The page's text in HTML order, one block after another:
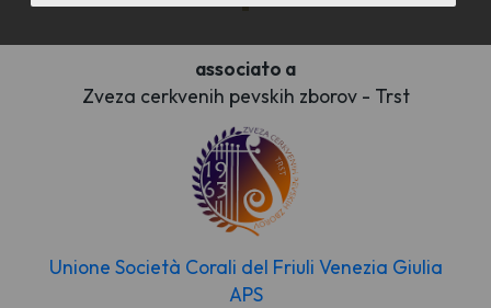
associato a
Zveza cerkvenih pevskih zborov - Trst
Unione Società Corali del Friuli Venezia Giulia
APS